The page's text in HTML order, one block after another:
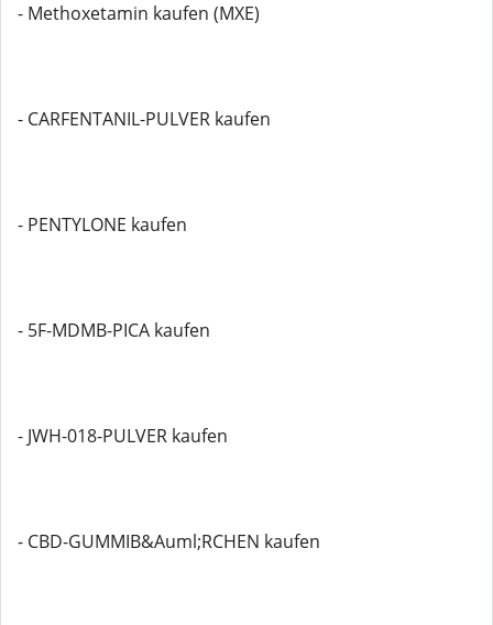
- Methoxetamin kaufen (MXE)
- CARFENTANIL-PULVER kaufen
- PENTYLONE kaufen
- 5F-MDMB-PICA kaufen
- JWH-018-PULVER kaufen
- CBD-GUMMIB&Auml;RCHEN kaufen